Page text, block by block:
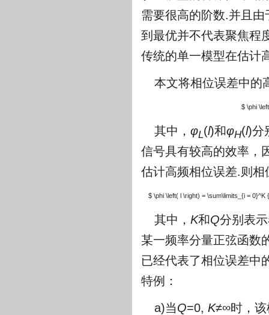
需要很高的阶数.并且
到最优并不代表聚焦程
传统的单一模型在估计
本文将相位误差中的
$ \phi
其中， φL(l)和φH(l)分
信号具有较高的效率，
估计高频相位误差.则相
$ \phi \left( l \right) = \sum\limits_{i =
其中， K和Q分别表
某一频率分量正弦函数
已经代表了相位误差中
特例：
a)当Q=0, K≠∞时，该